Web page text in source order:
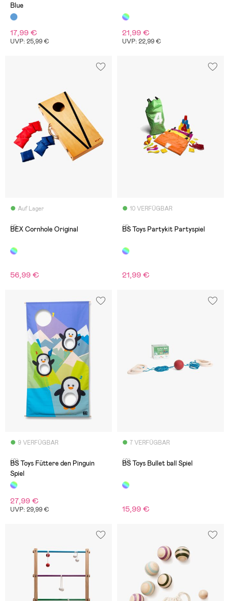
Blue
17,99 €
UVP: 25,99 €
21,99 €
UVP: 22,99 €
Auf Lager
(1)
BEX Cornhole Original
56,99 €
10 VERFÜGBAR
(1)
BS Toys Partykit Partyspiel
21,99 €
9 VERFÜGBAR
(0)
BS Toys Füttere den Pinguin
Spiel
27,99 €
UVP: 29,99 €
7 VERFÜGBAR
(0)
BS Toys Bullet ball Spiel
15,99 €